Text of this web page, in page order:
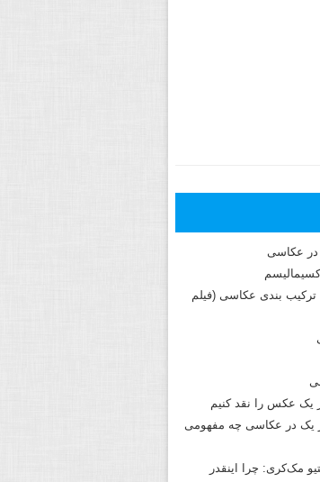
در عکاسی
ترکیب بندی عکاسی (فیلم
عکس را نقد کنیم
یک در عکاسی چه مفهومی
مک‌کری: چرا اینقدر